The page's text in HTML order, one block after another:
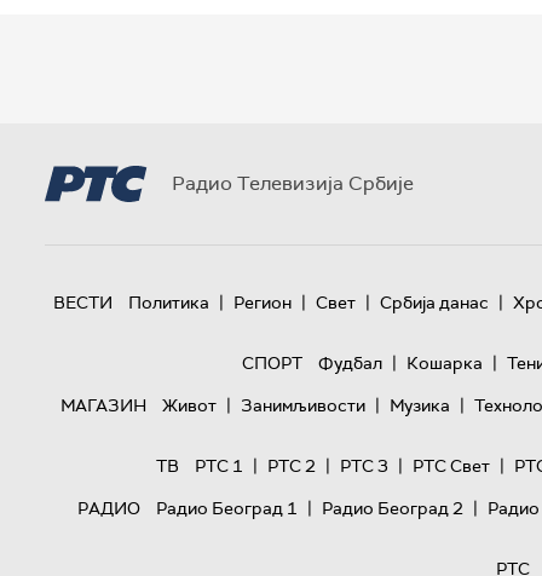
Радио Телевизија Србије
ВЕСТИ Политика | Регион | Свет | Србија данас |
СПОРТ
Фудбал | Кошарка |
МАГАЗИН
Живот | Занимљивости | Музика |
ТВ
РТС 1 | РТС 2 | РТС 3 | РТС Свет |
РАДИО
Радио Београд 1 | Радио Београд 2 |
РТС